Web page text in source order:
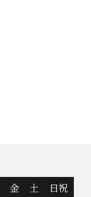
金 土 日祝